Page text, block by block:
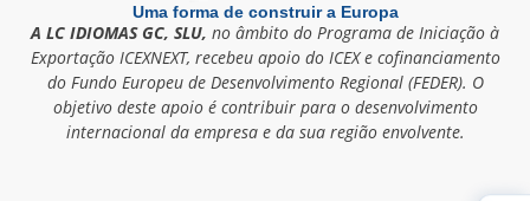
Uma forma de construir a Europa
A LC IDIOMAS GC, SLU, no âmbito do Programa de Iniciação à
Exportação ICEXNEXT, recebeu apoio do ICEX e cofinanciamento
do Fundo Europeu de Desenvolvimento Regional (FEDER). O
objetivo deste apoio é contribuir para o desenvolvimento
internacional da empresa e da sua região envolvente.